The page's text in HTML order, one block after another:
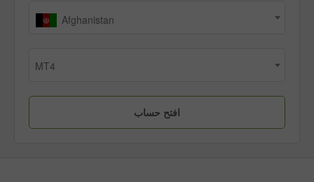
Afghanistan
MT4